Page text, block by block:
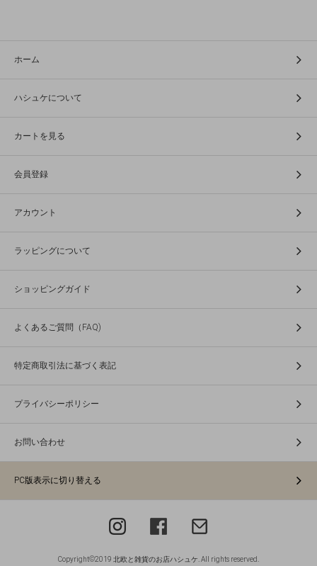
ホーム
ハシュケについて
カートを見る
会員登録
アカウント
ラッピングについて
ショッピングガイド
よくあるご質問（FAQ)
特定商取引法に基づく表記
プライバシーポリシー
お問い合わせ
PC版表示に切り替える
Copyright©2019 北欧と雑貨のお店ハシュケ. All rights reserved.